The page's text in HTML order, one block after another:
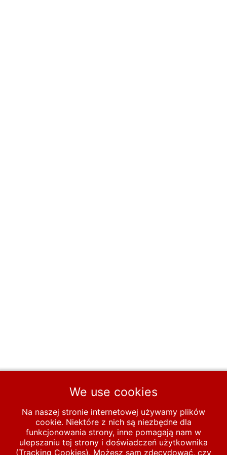
We use cookies
Na naszej stronie internetowej używamy plików
cookie. Niektóre z nich są niezbędne dla
funkcjonowania strony, inne pomagają nam w
ulepszaniu tej strony i doświadczeń użytkownika
(Tracking Cookies). Możesz sam zdecydować, czy